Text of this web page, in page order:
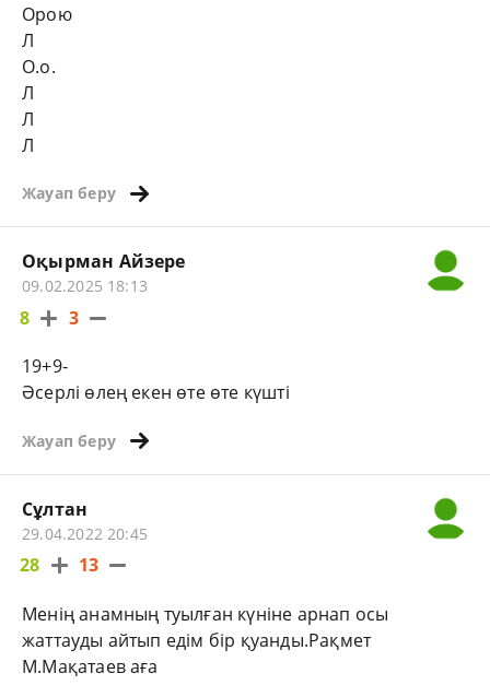
Орою
Л
О.о.
Л
Л
Л
Жауап беру
Оқырман Айзере
09.02.2025 18:13
8 3
19+9-
Әсерлі өлең екен өте өте күшті
Жауап беру
Сұлтан
29.04.2022 20:45
28 13
Менің анамның туылған күніне арнап осы
жаттауды айтып едім бір қуанды.Рақмет
М.Мақатаев аға